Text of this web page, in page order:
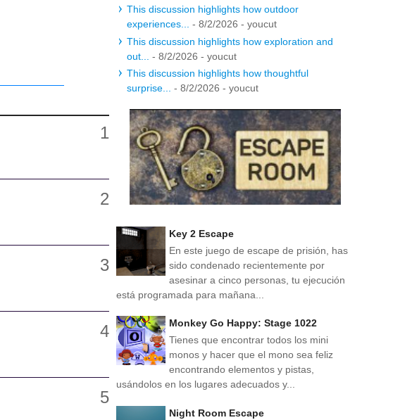
This discussion highlights how outdoor
experiences...
- 8/2/2026 - youcut
This discussion highlights how exploration and
out...
- 8/2/2026 - youcut
This discussion highlights how thoughtful
surprise...
- 8/2/2026 - youcut
Key 2 Escape
En este juego de escape de prisión, has
sido condenado recientemente por
asesinar a cinco personas, tu ejecución
está programada para mañana...
Monkey Go Happy: Stage 1022
Tienes que encontrar todos los mini
monos y hacer que el mono sea feliz
encontrando elementos y pistas,
usándolos en los lugares adecuados y...
Night Room Escape